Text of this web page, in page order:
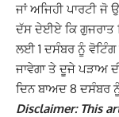
ਜਾਂ ਅਜਿਹੀ ਪਾਰਟੀ ਜੋ
ਦੱਸ ਦੇਈਏ ਕਿ ਗੁਜਰਾਤ
ਲਈ 1 ਦਸੰਬਰ ਨੂੰ ਵੋਟਿੰਗ
ਜਾਵੇਗਾ ਤੇ ਦੂਜੇ ਪੜਾਅ
ਦਿਨ ਬਾਅਦ 8 ਦਸੰਬਰ
Disclaimer: This